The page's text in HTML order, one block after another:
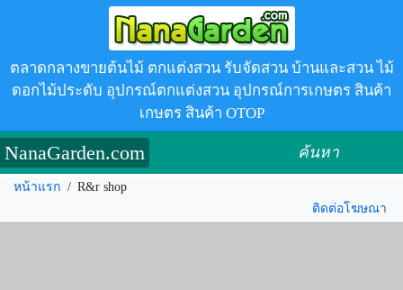
ตลาดกลางขายต้นไม้ ตกแต่งสวน รับจัดสวน บ้านและสวน ไม้
ดอกไม้ประดับ อุปกรณ์ตกแต่งสวน อุปกรณ์การเกษตร สินค้า
เกษตร สินค้า OTOP
NanaGarden.com ค้นหา
หน้าแรก / R&r shop
ติดต่อโฆษณา